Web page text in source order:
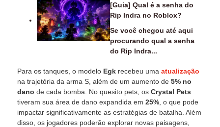
[Guia] Qual é a senha do
Rip Indra no Roblox?
Se você chegou até aqui
procurando qual a senha
do Rip Indra...
Para os tanques, o modelo Egk recebeu uma atualização
na trajetória da arma S, além de um aumento de 5% no
dano de cada bomba. No quesito pets, os Crystal Pets
tiveram sua área de dano expandida em 25% , o que pode
impactar significativamente as estratégias de batalha. Além
disso, os jogadores poderão explorar novas paisagens,